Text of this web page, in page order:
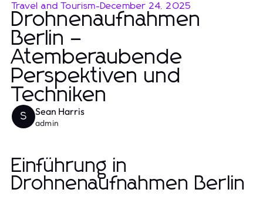
Travel and Tourism-December 24, 2025
Drohnenaufnahmen
Berlin –
Atemberaubende
Perspektiven und
Techniken
S Sean Harris
admin
Einführung in
Drohnenaufnahmen Berlin